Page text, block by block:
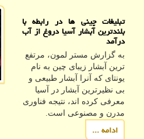
تبلیغات چینی ها در رابطه با
بلندترین آبشار آسیا دروغ از آب
درآمد
به گزارش مستر لمون، مرتفع
ترین آبشار زیبای چین به نام
یونتای که آنرا آبشار طبیعی و
بی نظیرترین آبشار در آسیا
معرفی کرده اند، نتیجه فناوری
مدرن و مصنوعی است.
ادامه ...